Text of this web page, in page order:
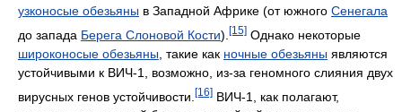
узконосые обезьяны в Западной Африке (от южного Сенегала
до запада Берега Слоновой Кости). [15] Однако некоторые
широконосые обезьяны , такие как ночные обезьяны являются
устойчивыми к ВИЧ-1, возможно, из-за геномного слияния двух
вирусных генов устойчивости. [16] ВИЧ-1, как полагают,